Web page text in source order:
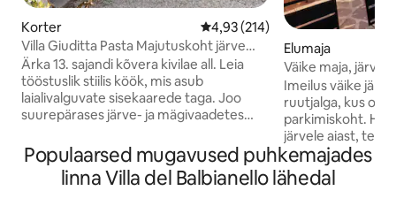
Korter Keskmine hinnang 4,93/5, 214
4,93 (214)
Villa Giuditta Pasta Majutuskoht järve
kaldal
Ärka 13. sajandi kõvera kivilae all. Leia
tööstuslik stiilis köök, mis asub
laialivalguvate sisekaarede taga. Joo
suurepärases järve- ja mägivaadetes
järve päikesepaisteliselt aiaterrassilt. CIR:
013026-CNI–00010 Esimesel korrusel
asuv kodu moodustab osa 13. sajandi
Elumaja
Väike maja,
parkimine
Imeilus väike
ruutjalga, kus on
parkimiskoht. Hingematvad vaated
järvele aiast,
Läbimõeldud
pööratakse
detailidele.
Populaarsed mugavused puhkemajades
linna Villa del Balbianello lähedal